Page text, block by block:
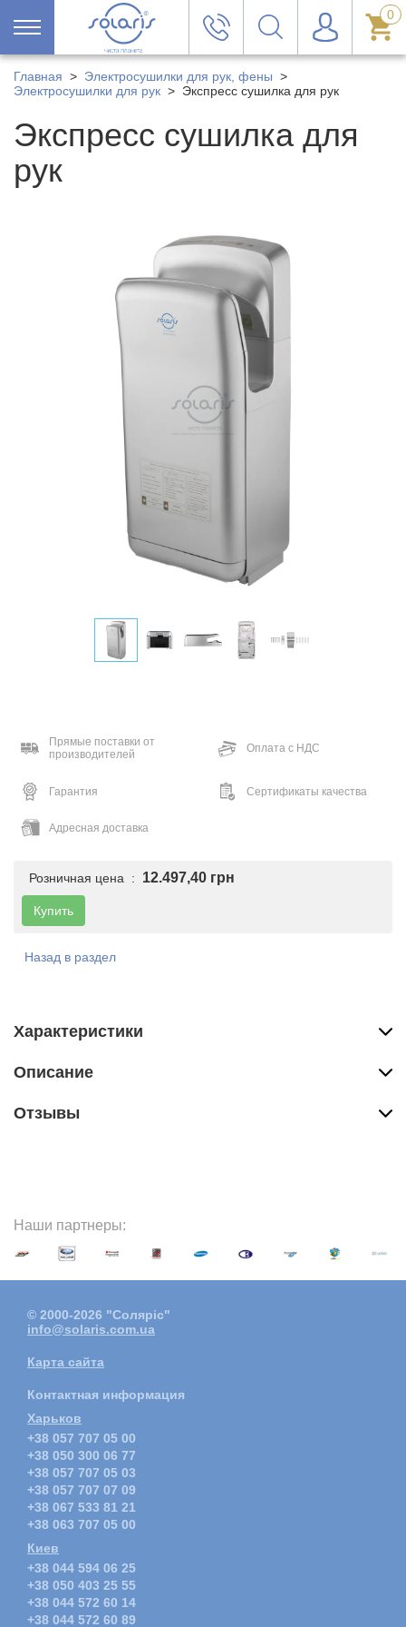
0
Главная > Электросушилки для рук, фены >
Электросушилки для рук > Экспресс сушилка для рук
Экспресс сушилка для
рук
Прямые поставки от
производителей
Оплата с НДС
Гарантия Сертификаты качества
Адресная доставка
Розничная цена : 12.497,40 грн
Купить
Назад в раздел
Характеристики
Описание
Отзывы
Наши партнеры:
© 2000-2026 "Соляріс"
info@solaris.com.ua
Карта сайта
Контактная информация
Харьков
+38 057 707 05 00
+38 050 300 06 77
+38 057 707 05 03
+38 057 707 07 09
+38 067 533 81 21
+38 063 707 05 00
Киев
+38 044 594 06 25
+38 050 403 25 55
+38 044 572 60 14
+38 044 572 60 89